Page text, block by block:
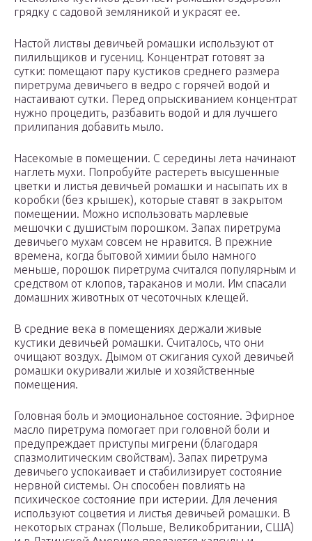
грядку с садовой земляникой и украсят ее.
Настой листвы девичьей ромашки используют от
пилильщиков и гусениц. Концентрат готовят за
сутки: помещают пару кустиков среднего размера
пиретрума девичьего в ведро с горячей водой и
настаивают сутки. Перед опрыскиванием концентрат
нужно процедить, разбавить водой и для лучшего
прилипания добавить мыло.
Насекомые в помещении. С середины лета начинают
наглеть мухи. Попробуйте растереть высушенные
цветки и листья девичьей ромашки и насыпать их в
коробки (без крышек), которые ставят в закрытом
помещении. Можно использовать марлевые
мешочки с душистым порошком. Запах пиретрума
девичьего мухам совсем не нравится. В прежние
времена, когда бытовой химии было намного
меньше, порошок пиретрума считался популярным и
средством от клопов, тараканов и моли. Им спасали
домашних животных от чесоточных клещей.
В средние века в помещениях держали живые
кустики девичьей ромашки. Считалось, что они
очищают воздух. Дымом от сжигания сухой девичьей
ромашки окуривали жилые и хозяйственные
помещения.
Головная боль и эмоциональное состояние. Эфирное
масло пиретрума помогает при головной боли и
предупреждает приступы мигрени (благодаря
спазмолитическим свойствам). Запах пиретрума
девичьего успокаивает и стабилизирует состояние
нервной системы. Он способен повлиять на
психическое состояние при истерии. Для лечения
используют соцветия и листья девичьей ромашки. В
некоторых странах (Польше, Великобритании, США)